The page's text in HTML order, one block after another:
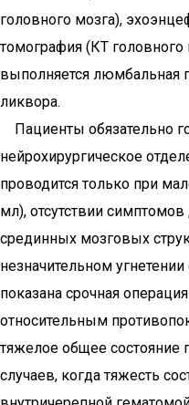
головного мозга),
томография (КТ головного
выполняется люмбальная
ликвора.
Пациенты обязательно
нейрохирургическое
проводится только при
мл), отсутствии
срединных мозговых
незначительном
показана срочная
относительным
тяжелое общее состояние
случаев, когда тяжесть